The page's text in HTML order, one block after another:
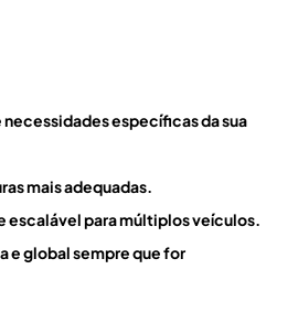
necessidades específicas da sua
mais adequadas.
escalável para múltiplos veículos.
e global sempre que for